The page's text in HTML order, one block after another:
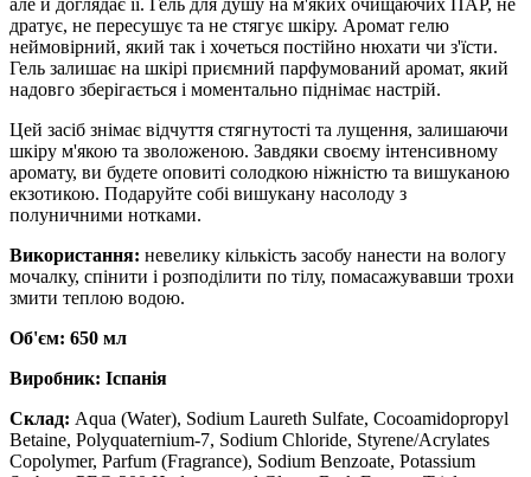
але й доглядає її. Гель для душу на м'яких очищаючих ПАР, не
дратує, не пересушує та не стягує шкіру. Аромат гелю
неймовірний, який так і хочеться постійно нюхати чи з'їсти.
Гель залишає на шкірі приємний парфумований аромат, який
надовго зберігається і моментально піднімає настрій.
Цей засіб знімає відчуття стягнутості та лущення, залишаючи
шкіру м'якою та зволоженою. Завдяки своєму інтенсивному
аромату, ви будете оповиті солодкою ніжністю та вишуканою
екзотикою. Подаруйте собі вишукану насолоду з
полуничними нотками.
Використання: невелику кількість засобу нанести на вологу
мочалку, спінити і розподілити по тілу, помасажувавши трохи
змити теплою водою.
Об'єм: 650 мл
Виробник: Іспанія
Склад: Aqua (Water), Sodium Laureth Sulfate, Cocoamidopropyl
Betaine, Polyquaternium-7, Sodium Chloride, Styrene/Acrylates
Copolymer, Parfum (Fragrance), Sodium Benzoate, Potassium